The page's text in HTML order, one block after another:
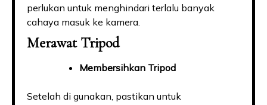
perlukan untuk menghindari terlalu banyak
cahaya masuk ke kamera.
Merawat Tripod
Membersihkan Tripod
Setelah di gunakan, pastikan untuk